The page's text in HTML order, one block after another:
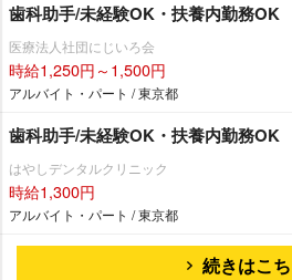
歯科助手/未経験OK・扶養内勤務OK
医療法人社団にじいろ会
時給1,250円～1,500円
アルバイト・パート / 東京都
歯科助手/未経験OK・扶養内勤務OK
はやしデンタルクリニック
時給1,300円
アルバイト・パート / 東京都
続きはこ